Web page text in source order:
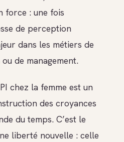
force : une fois
de perception
dans les métiers de
de management.
chez la femme est un
des croyances
du temps. C’est le
liberté nouvelle : celle